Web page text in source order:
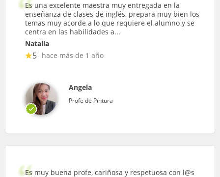
Es una excelente maestra muy entregada en la
enseñanza de clases de inglés, prepara muy bien los
temas muy acorde a lo que requiere el alumno y se
centra en las habilidades a...
Natalia
5 hace más de 1 año
Angela
Profe de Pintura
Es muy buena profe, cariñosa y respetuosa con l@s